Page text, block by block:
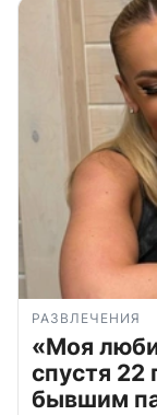
РАЗВЛЕЧЕНИЯ
«Моя
спустя 22
бывшим